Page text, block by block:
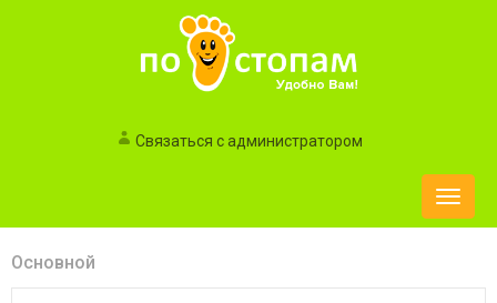
Связаться с администратором
Toggle
Основной